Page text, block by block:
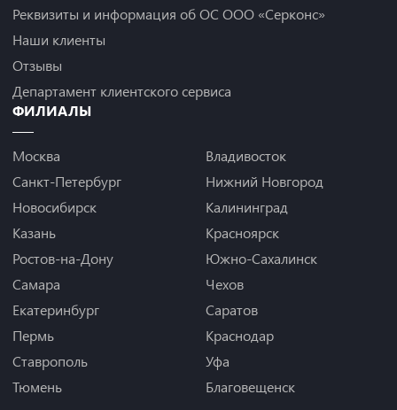
Реквизиты и информация об ОС ООО «Серконс»
Наши клиенты
Отзывы
Департамент клиентского сервиса
ФИЛИАЛЫ
Москва
Санкт-Петербург
Новосибирск
Казань
Ростов-на-Дону
Самара
Екатеринбург
Пермь
Ставрополь
Тюмень
Владивосток
Нижний Новгород
Калининград
Красноярск
Южно-Сахалинск
Чехов
Саратов
Краснодар
Уфа
Благовещенск